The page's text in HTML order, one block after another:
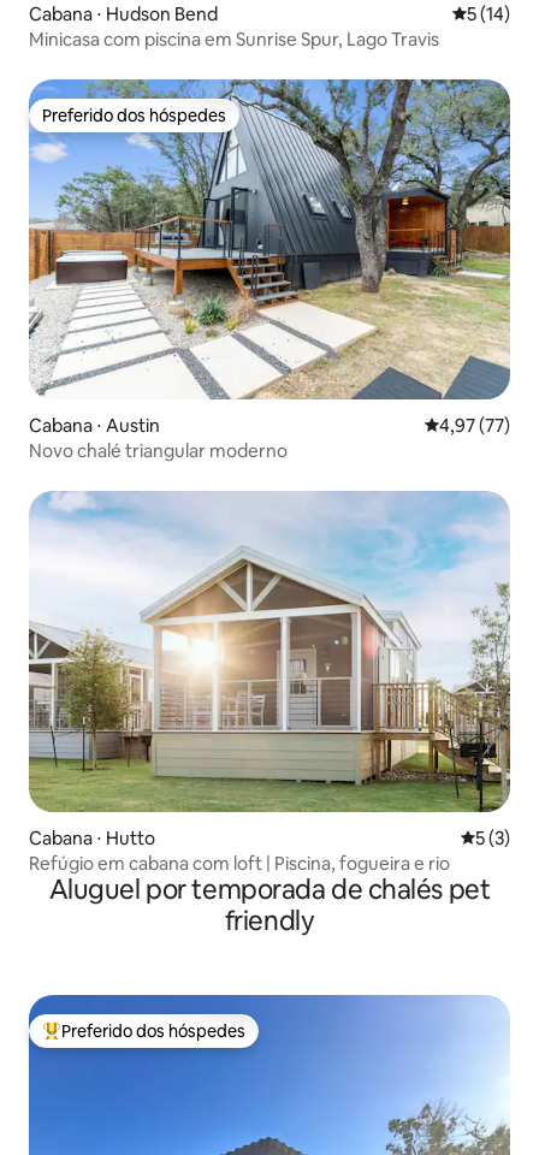
Cabana ⋅ Hudson Bend 5 de uma
5 (14)
Minicasa com piscina em Sunrise Spur, Lago Travis
Preferido dos hóspedes
Preferido dos hóspedes
Cabana ⋅ Austin 4,97 de uma
4,97 (77)
Novo chalé triangular moderno
Cabana ⋅ Hutto 5 de
5 (3)
Refúgio em cabana com loft | Piscina, fogueira e rio
Aluguel por temporada de chalés pet
friendly
Entre os melhores preferidos dos hóspedes
Preferido dos hóspedes